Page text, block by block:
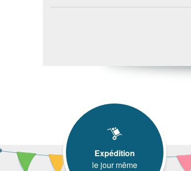
Expédition
le jour même